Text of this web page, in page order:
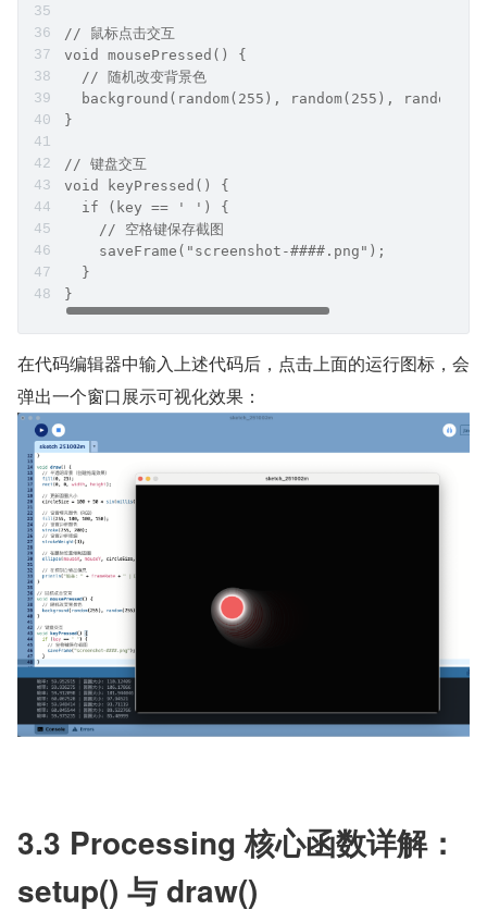
// 鼠标点击交互
void mousePressed() {
  // 随机改变背景色
background(random(255), random(255),
}
// 键盘交互
void keyPressed() {
  if (key == ' ') {
    // 空格键保存截图
    saveFrame("screenshot-####.png");
  }
}
在代码编辑器中输入上述代码后，点击上面的运行图标，会
弹出一个窗口展示可视化效果：
3.3 Processing 核心函数详解：
setup() 与 draw()